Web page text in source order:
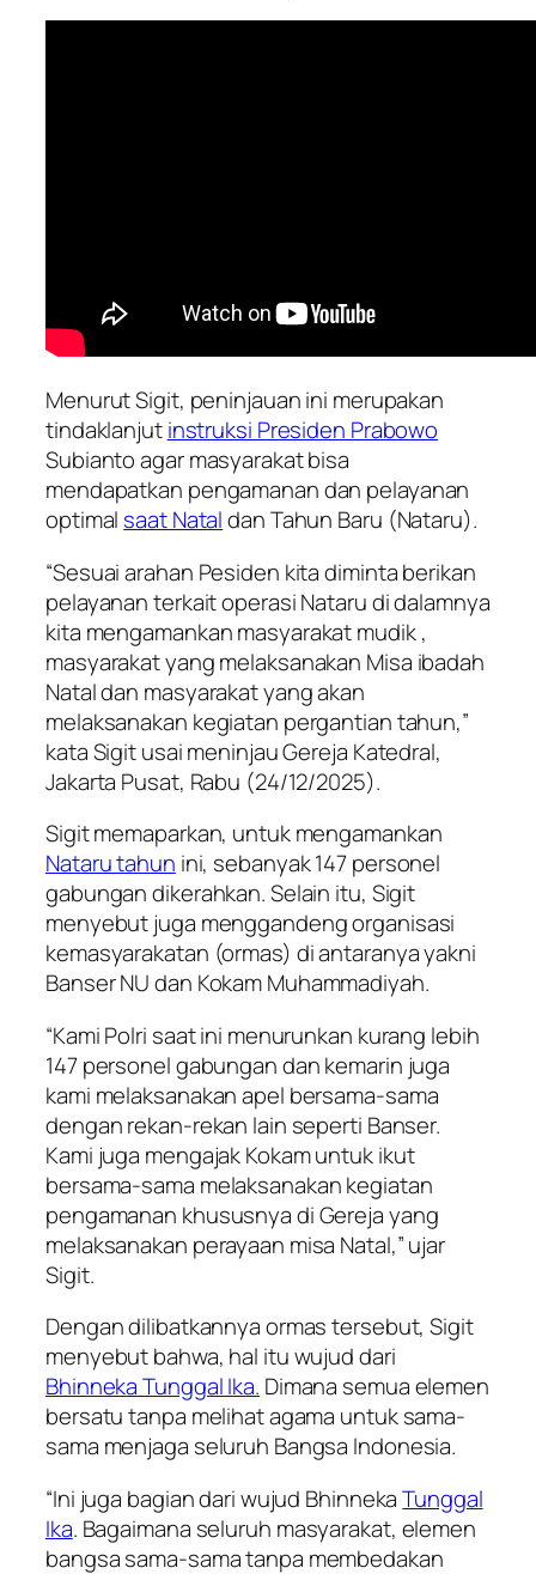
Menurut Sigit, peninjauan ini merupakan
tindaklanjutinstruksi Presiden Prabowo
Subianto agar masyarakat bisa
mendapatkan pengamanan dan pelayanan
optimal saat Nataldan Tahun Baru (Nataru).
“Sesuai arahan Pesiden kita diminta berikan
pelayanan terkait operasi Nataru di dalamnya
kita mengamankan masyarakat mudik ,
masyarakat yang melaksanakan Misa ibadah
Natal dan masyarakat yang akan
melaksanakan kegiatan pergantian tahun,”
kata Sigit usai meninjau Gereja Katedral,
Jakarta Pusat, Rabu (24/12/2025).
Sigit memaparkan, untuk mengamankan
Nataru tahun ini, sebanyak 147 personel
gabungan dikerahkan. Selain itu, Sigit
menyebut juga menggandeng organisasi
kemasyarakatan (ormas) di antaranya yakni
Banser NU dan Kokam Muhammadiyah.
“Kami Polri saat ini menurunkan kurang lebih
147 personel gabungan dan kemarin juga
kami melaksanakan apel bersama-sama
dengan rekan-rekan lain seperti Banser.
Kami juga mengajak Kokam untuk ikut
bersama-sama melaksanakan kegiatan
pengamanan khususnya di Gereja yang
melaksanakan perayaan misa Natal,” ujar
Sigit.
Dengan dilibatkannya ormas tersebut, Sigit
menyebut bahwa, hal itu wujud dari
Bhinneka Tunggal Ika. Dimana semua elemen
bersatu tanpa melihat agama untuk sama-
sama menjaga seluruh Bangsa Indonesia.
“Ini juga bagian dari wujud BhinnekaTunggal
Ika. Bagaimana seluruh masyarakat, elemen
bangsa sama-sama tanpa membedakan